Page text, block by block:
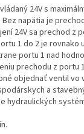
24V s
napätia je
24V sa prechod z
1 do 2 je rovnako
portu 1 nad
prechodu z portu
objednať ventil vo
a
hydraulických